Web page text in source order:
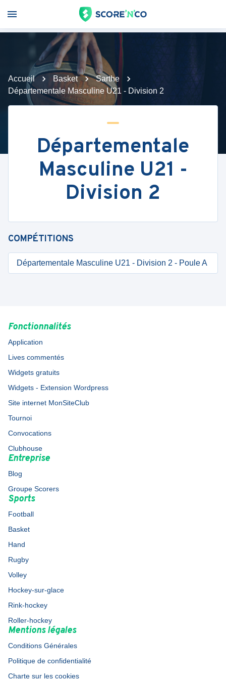
Accueil Basket
Sarthe
Départementale Masculine U21 - Division 2
Départementale
Masculine U21 -
Division 2
COMPÉTITIONS
Départementale Masculine U21 - Division 2 - Poule A
Fonctionnalités
Application
Lives commentés
Widgets gratuits
Widgets - Extension Wordpress
Site internet MonSiteClub
Tournoi
Convocations
Clubhouse
Entreprise
Blog
Groupe Scorers
Sports
Football
Basket
Hand
Rugby
Volley
Hockey-sur-glace
Rink-hockey
Roller-hockey
Mentions légales
Conditions Générales
Politique de confidentialité
Charte sur les cookies